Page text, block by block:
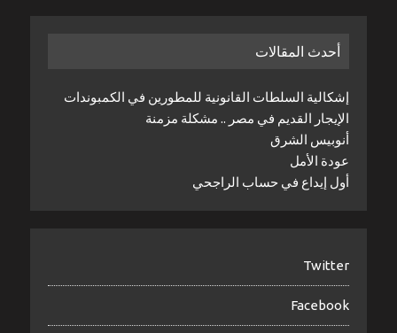
أحدث المقالات
إشكالية السلطات القانونية للمطورين في الكمبوندات
الإيجار القديم في مصر .. مشكلة مزمنة
أنوبيس الشرق
عودة الأمل
أول إيداع في حساب الراجحي
Twitter
Facebook